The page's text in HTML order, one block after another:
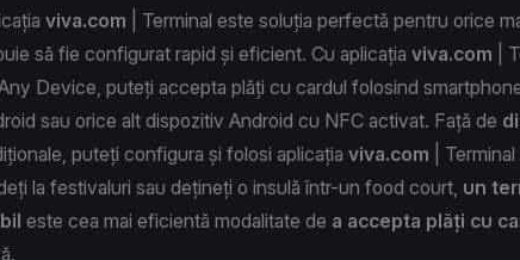
viva.com | Terminal este soluția perfectă pentru orice
să fie configurat rapid și eficient. Cu aplicația viva.com
|
Device, puteți accepta plăți cu cardul folosind
sau orice alt dispozitiv Android cu NFC activat. Față de
puteți configura și folosi aplicația viva.com |
la festivaluri sau dețineți o insulă într-un food court, un
este cea mai eficientă modalitate de a accepta plăți cu